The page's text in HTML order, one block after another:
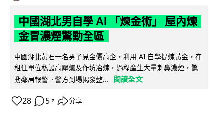
中國湖北男自學 AI 「煉金術」 屋內煉
金冒濃煙驚動全區
中國湖北黃石一名男子見金價高企，利用 AI 自學提煉黃金，在
租住單位私設高壓爐及作坊冶煉，過程產生大量刺鼻濃煙，驚
動鄰居報警。警方到場揭發整...
閱讀全文
28 5 ↗ 分享